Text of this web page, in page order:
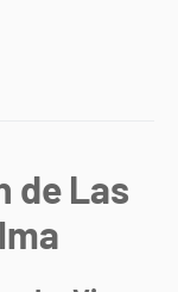
de Las